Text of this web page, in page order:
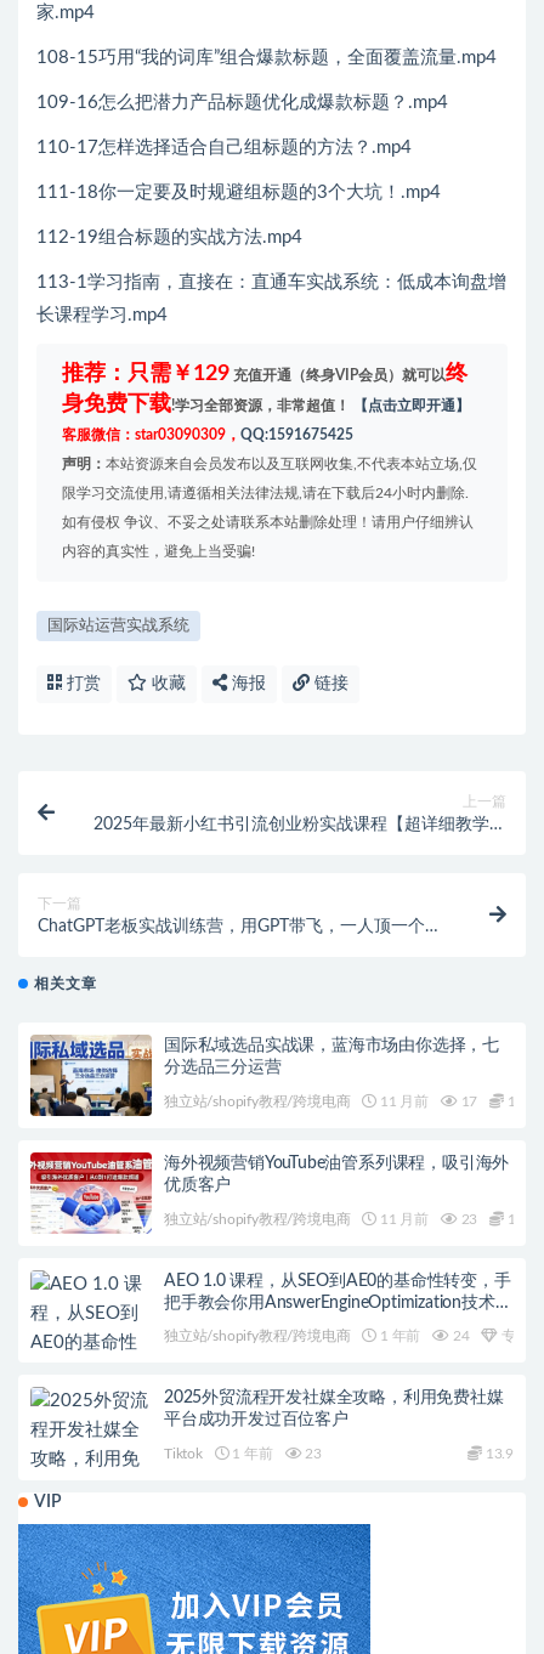
家.mp4
108-15巧用“我的词库”组合爆款标题，全面覆盖流量.mp4
109-16怎么把潜力产品标题优化成爆款标题？.mp4
110-17怎样选择适合自己组标题的方法？.mp4
111-18你一定要及时规避组标题的3个大坑！.mp4
112-19组合标题的实战方法.mp4
113-1学习指南，直接在：直通车实战系统：低成本询盘增
长课程学习.mp4
推荐：只需￥129 充值开通（终身VIP会员）就可以终
身免费下载!学习全部资源，非常超值！
【点击立即开通】
客服微信：star03090309， QQ:1591675425
声明： 本站资源来自会员发布以及互联网收集,不代表本站立场,仅
限学习交流使用,请遵循相关法律法规,请在下载后24小时内删除.
如有侵权 争议、不妥之处请联系本站删除处理！请用户仔细辨认
内容的真实性，避免上当受骗!
国际站运营实战系统
打赏 收藏 海报 链接
上一篇
2025年最新小红书引流创业粉实战课程【超详细教学】
下一篇
ChatGPT老板实战训练营，用GPT带飞，一人顶一个团
相关文章
国际私域选品实战课，蓝海市场由你选择，七
分选品三分运营
独立站/shopify教程/跨境电商 11 月前 17 11.9
海外视频营销YouTube油管系列课程，吸引海外
优质客户
独立站/shopify教程/跨境电商 11 月前 23 13.9
AEO 1.0 课程，从SEO到AE0的基命性转变，手
把手教会你用AnswerEngineOptimization技术抢
独立站/shopify教程/跨境电商 1 年前 24 专属
2025外贸流程开发社媒全攻略，利用免费社媒
平台成功开发过百位客户
Tiktok 1 年前 23 13.9
VIP